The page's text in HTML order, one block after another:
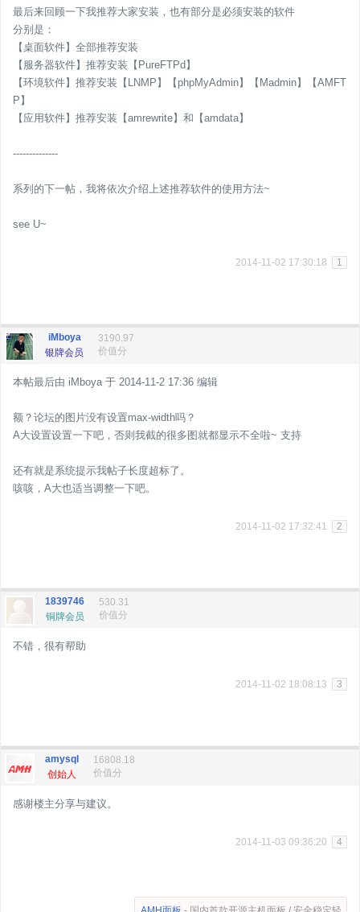
最后来回顾一下我推荐大家安装，也有部分是必须安装的软件
分别是：
【桌面软件】全部推荐安装
【服务器软件】推荐安装【PureFTPd】
【环境软件】推荐安装【LNMP】【phpMyAdmin】【Madmin】【AMFT
P】
【应用软件】推荐安装【amrewrite】和【amdata】
--------------
系列的下一帖，我将依次介绍上述推荐软件的使用方法~
see U~
2014-11-02 17:30:18 1
iMboya
银牌会员
3190.97
价值分
本帖最后由 iMboya 于 2014-11-2 17:36 编辑
额？论坛的图片没有设置max-width吗？
A大设置设置一下吧，否则我截的很多图就都显示不全啦~ 支持
还有就是系统提示我帖子长度超标了。
咳咳，A大也适当调整一下吧。
2014-11-02 17:32:41 2
1839746
铜牌会员
530.31
价值分
不错，很有帮助
2014-11-02 18:08:13 3
amysql
创始人
16808.18
价值分
感谢楼主分享与建议。
2014-11-03 09:36:20 4